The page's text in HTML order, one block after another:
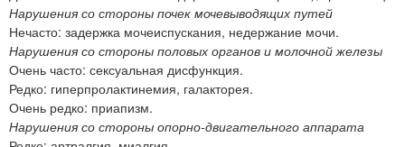
Нарушения со стороны почек мочевыводящих путей
Нечасто: задержка мочеиспускания, недержание мочи.
Нарушения со стороны половых органов и молочной железы
Очень часто: сексуальная дисфункция.
Редко: гиперпролактинемия, галакторея.
Очень редко: приапизм.
Нарушения со стороны опорно-двигательного аппарата